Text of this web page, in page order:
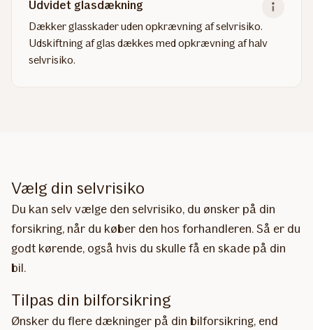
Udvidet glasdækning
Dækker glasskader uden opkrævning af selvrisiko.
Udskiftning af glas dækkes med opkrævning af halv
selvrisiko.
Vælg din selvrisiko
Du kan selv vælge den selvrisiko, du ønsker på din
forsikring, når du køber den hos forhandleren. Så er du
godt kørende, også hvis du skulle få en skade på din
bil.
Tilpas din bilforsikring
Ønsker du flere dækninger på din bilforsikring, end